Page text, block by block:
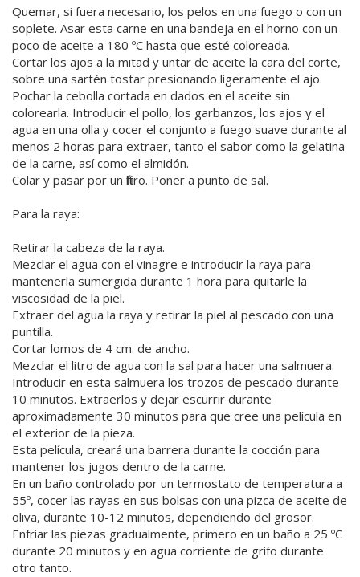
Quemar, si fuera necesario, los pelos en una fuego o con un
soplete. Asar esta carne en una bandeja en el horno con un
poco de aceite a 180 ºC hasta que esté coloreada.
Cortar los ajos a la mitad y untar de aceite la cara del corte,
sobre una sartén tostar presionando ligeramente el ajo.
Pochar la cebolla cortada en dados en el aceite sin
colorearla. Introducir el pollo, los garbanzos, los ajos y el
agua en una olla y cocer el conjunto a fuego suave durante al
menos 2 horas para extraer, tanto el sabor como la gelatina
de la carne, así como el almidón.
Colar y pasar por un filtro. Poner a punto de sal.
Para la raya:
Retirar la cabeza de la raya.
Mezclar el agua con el vinagre e introducir la raya para
mantenerla sumergida durante 1 hora para quitarle la
viscosidad de la piel.
Extraer del agua la raya y retirar la piel al pescado con una
puntilla.
Cortar lomos de 4 cm. de ancho.
Mezclar el litro de agua con la sal para hacer una salmuera.
Introducir en esta salmuera los trozos de pescado durante
10 minutos. Extraerlos y dejar escurrir durante
aproximadamente 30 minutos para que cree una película en
el exterior de la pieza.
Esta película, creará una barrera durante la cocción para
mantener los jugos dentro de la carne.
En un baño controlado por un termostato de temperatura a
55º, cocer las rayas en sus bolsas con una pizca de aceite de
oliva, durante 10-12 minutos, dependiendo del grosor.
Enfriar las piezas gradualmente, primero en un baño a 25 ºC
durante 20 minutos y en agua corriente de grifo durante
otro tanto.